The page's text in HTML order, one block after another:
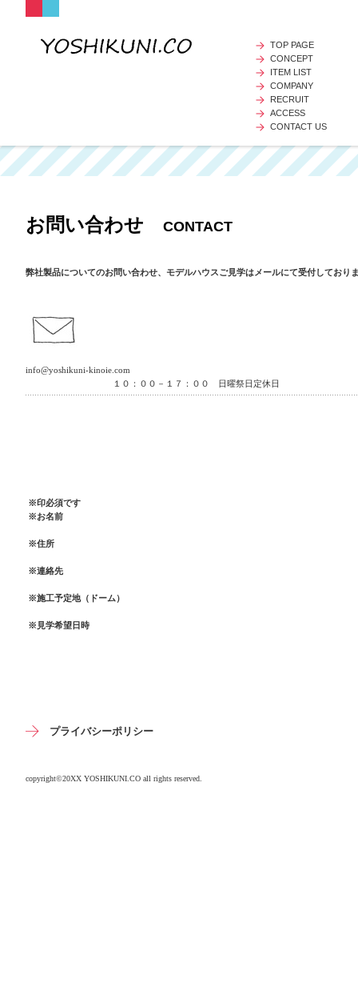
お問い合わせ CONTACT
弊社製品についてのお問い合わせ、モデルハウスご見学はメールにて受付しており
info@yoshikuni-kinoie.com
１０：００－１７：００ 日曜祭日定休日
※印必須です
※お名前
※住所
※連絡先
※施工予定地（ドーム）
※見学希望日時
TOP PAGE
CONCEPT
ITEM LIST
COMPANY
RECRUIT
ACCESS
CONTACT US
プライバシーポリシー
copyright©20XX YOSHIKUNI.CO all rights reserved.